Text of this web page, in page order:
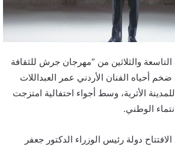
والثلاثين من “مهرجان جرش للثقافة
أحياه الفنان الأردني عمر العبداللات
الأثرية، وسط أجواء احتفالية امتزجت
الوطني.
دولة رئيس الوزراء الدكتور جعفر